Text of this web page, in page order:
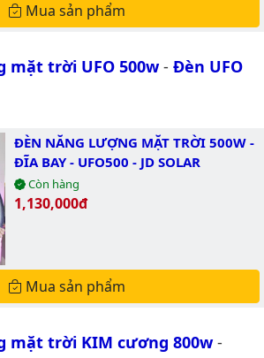
Mua sản phẩm
mặt trời UFO 500w- Đèn UFO
ĐÈN NĂNG LƯỢNG MẶT TRỜI 500W -
ĐĨA BAY - UFO500 - JD SOLAR
Còn hàng
Giá bán:
1,130,000đ
Mua sản phẩm
mặt trời KIM cương 800w-